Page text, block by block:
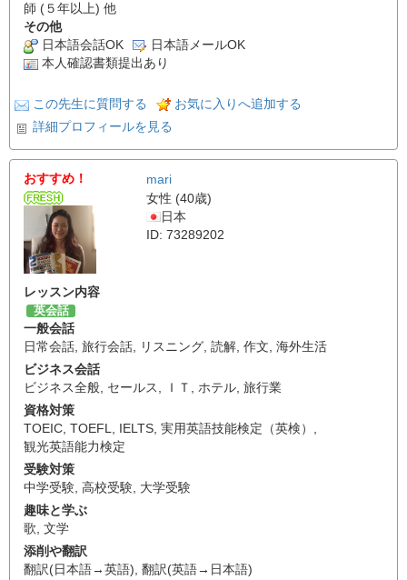
師 (５年以上) 他
その他
日本語会話OK
日本語メールOK
本人確認書類提出あり
この先生に質問する
お気に入りへ追加する
詳細プロフィールを見る
おすすめ！
mari
女性 (40歳)
日本
ID: 73289202
レッスン内容
英会話
一般会話
日常会話 旅行会話 リスニング 読解 作文 海外生活
ビジネス会話
ビジネス全般 セールス ＩＴ ホテル 旅行業
資格対策
TOEIC TOEFL IELTS 実用英語技能検定（英検）
観光英語能力検定
受験対策
中学受験 高校受験 大学受験
趣味と学ぶ
歌 文学
添削や翻訳
翻訳(日本語→英語) 翻訳(英語→日本語)